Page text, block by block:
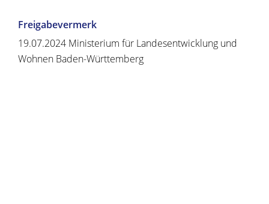
Freigabevermerk
19.07.2024 Ministerium für Landesentwicklung und
Wohnen Baden-Württemberg